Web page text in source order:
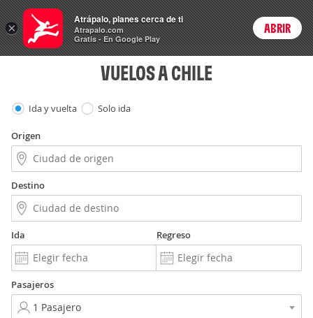
Vuelos Login
VUELOS A CHILE
Ida y vuelta Solo ida
Origen
Destino
Ida Regreso
Pasajeros
×
Atrápalo, planes cerca de ti
Atrapalo.com
Gratis - En Google Play
ABRIR